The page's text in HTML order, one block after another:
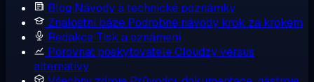
Blog Návody a technické poznámky
Znalostní báze Podrobné návody krok za krokem
Redakce Tisk a oznámení
Porovnat poskytovateleCloudzy versus
alternativy